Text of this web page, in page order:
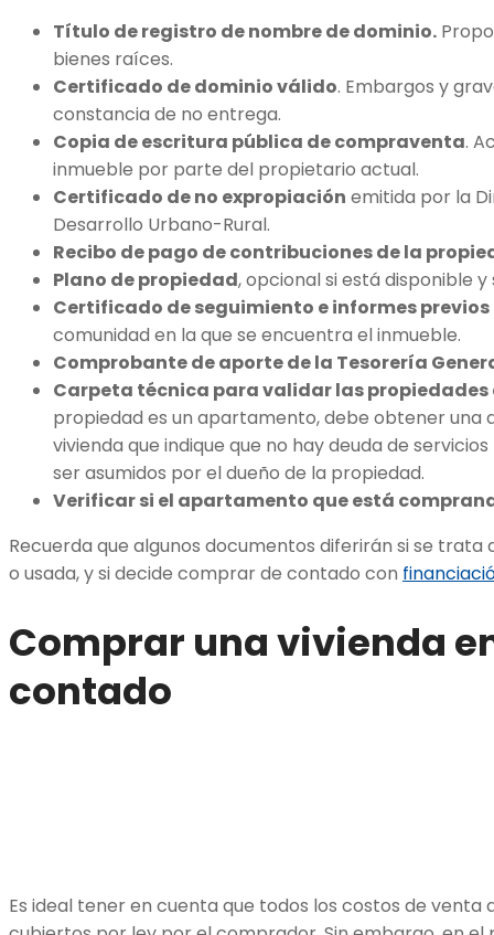
Título de registro de nombre de dominio.
bienes raíces.
Certificado de dominio válido. Embargos y
constancia de no entrega.
Copia de escritura pública de compraventa.
inmueble por parte del propietario actual.
Certificado de no expropiación emitida por la
Desarrollo Urbano-Rural.
Recibo de pago de contribuciones de la
Plano de propiedad, opcional si está disponible
Certificado de seguimiento e informes previos
comunidad en la que se encuentra el inmueble.
Comprobante de aporte de la Tesorería
Carpeta técnica para validar las propiedades
propiedad es un apartamento, debe obtener una
vivienda que indique que no hay deuda de
ser asumidos por el dueño de la propiedad.
Verificar si el apartamento que está
Recuerda que algunos documentos diferirán si se trata
o usada, y si decide comprar de contado con
Comprar una vivienda
contado
Es ideal tener en cuenta que todos los costos de venta